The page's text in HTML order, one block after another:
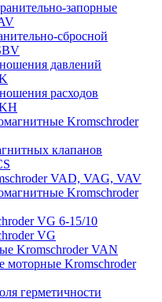
запорные
сбросной
давлений
расходов
Kromschroder
клапанов
VAD, VAG, VAV
Kromschroder
VG 6-15/10
VG
Kromschroder VAN
моторные Kromschroder
герметичности